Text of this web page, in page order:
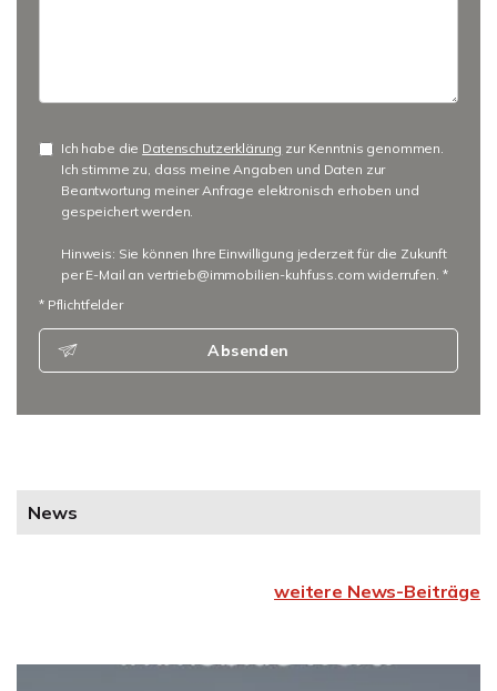
Ich habe die Datenschutzerklärung zur Kenntnis genommen.
Ich stimme zu, dass meine Angaben und Daten zur
Beantwortung meiner Anfrage elektronisch erhoben und
gespeichert werden.
Hinweis: Sie können Ihre Einwilligung jederzeit für die Zukunft
per E-Mail an vertrieb@immobilien-kuhfuss.com widerrufen. *
* Pflichtfelder
Absenden
News
weitere News-Beiträge